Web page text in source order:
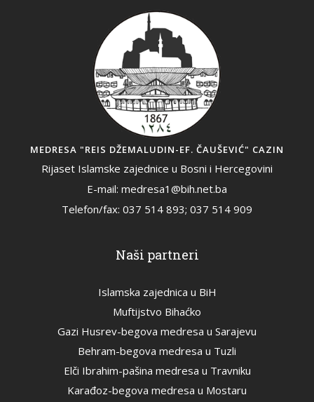
MEDRESA "REIS DŽEMALUDIN-EF. ČAUŠEVIĆ" CAZIN
Rijaset Islamske zajednice u Bosni i Hercegovini
E-mail: medresa1@bih.net.ba
Telefon/fax: 037 514 893; 037 514 909
Naši partneri
Islamska zajednica u BiH
Muftijstvo Bihaćko
Gazi Husrev-begova medresa u Sarajevu
Behram-begova medresa u Tuzli
Elči Ibrahim-pašina medresa u Travniku
Karađoz-begova medresa u Mostaru